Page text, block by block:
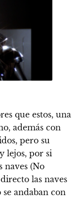
que estos, una
además con
pero su
lejos, por si
naves (No
las naves
andaban con